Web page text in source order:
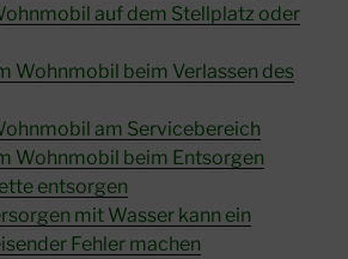
auf dem Stellplatz oder
Wohnmobil beim Verlassen des
am Servicebereich
Wohnmobil beim Entsorgen
entsorgen
mit Wasser kann ein
Fehler machen